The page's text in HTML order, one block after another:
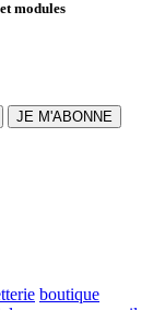
modules
JE M'ABONNE
boutique